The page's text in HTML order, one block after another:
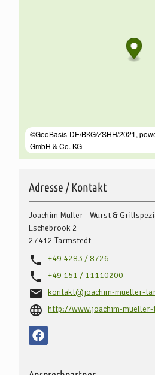
Adresse / Kontakt
Joachim Müller - Wurst &
Eschebrook 2
27412 Tarmstedt
+49 4283 / 8726
+49 151 / 11110200
kontakt@joachim-mueller-
http://www.joachim-